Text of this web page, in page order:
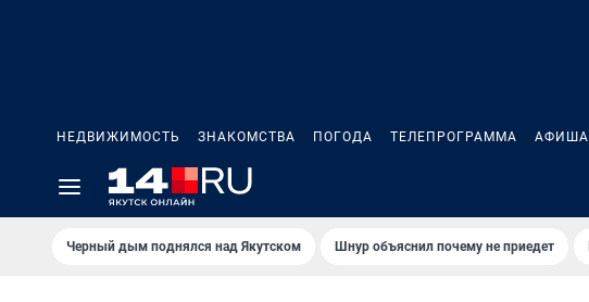
НЕДВИЖИМОСТЬ ЗНАКОМСТВА ПОГОДА ТЕЛЕПРОГРАММА АФИША
Черный дым поднялся над Якутском Шнур объяснил почему не приедет